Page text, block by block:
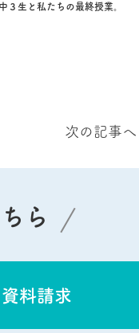
中３生と私たちの最終授業。
次の記事へ
ら
資料請求